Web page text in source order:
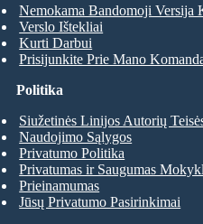
Nemokama Bandomoji Versija
Verslo Ištekliai
Kurti Darbui
Prisijunkite Prie Mano
Politika
Siužetinės Linijos Autorių
Naudojimo Sąlygos
Privatumo Politika
Privatumas ir Saugumas
Prieinamumas
Jūsų Privatumo Pasirinkimai